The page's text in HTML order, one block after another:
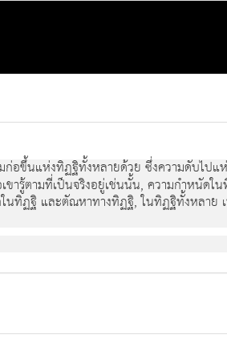
ก่อขึ้นแห่งทิฏฐิทั้งหลายด้วย ซึ่งความดับไปแ
ารู้ตามที่เป็นจริงอยู่เช่นนั้น, ความกำหนัดใ
นทิฏฐิ และตัณหาทางทิฏฐิ, ในทิฏฐิทั้งหลาย